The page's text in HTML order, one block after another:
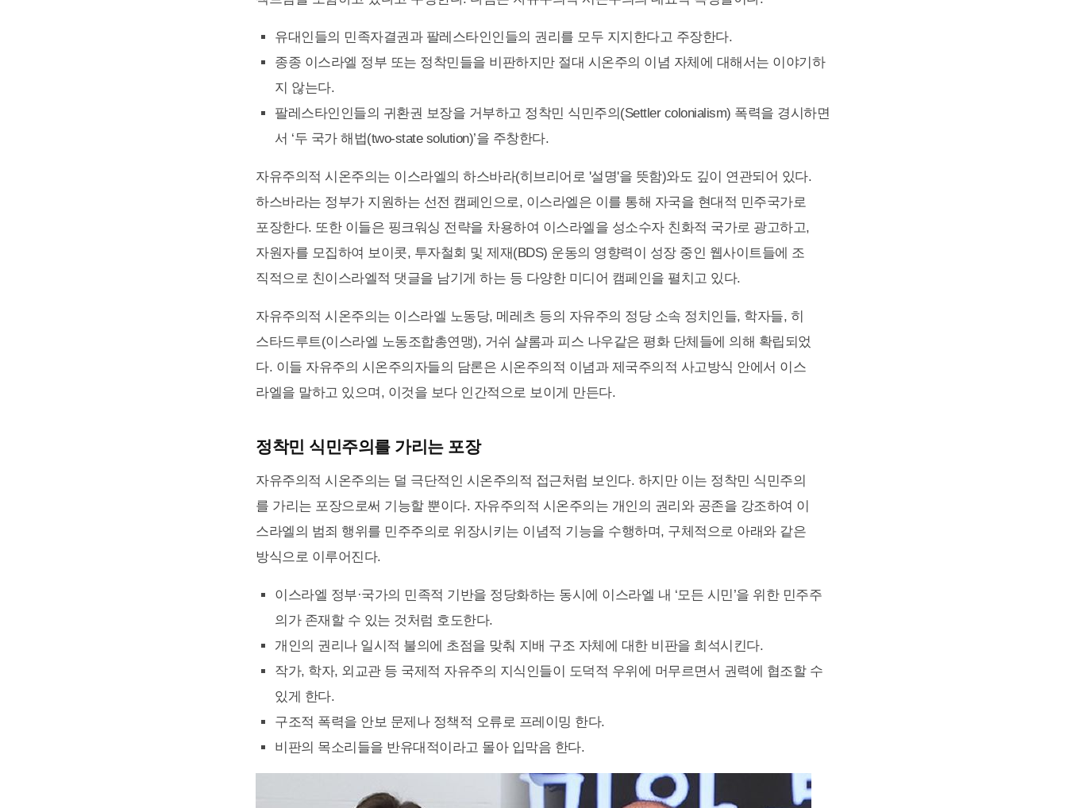
유대인들의 민족자결권과 팔레스타인인들의 권리를 모두 지지한다고 주장한다.
종종 이스라엘 정부 또는 정착민들을 비판하지만 절대 시온주의 이념 자체에 대해서는 이야기하
지 않는다.
팔레스타인인들의 귀환권 보장을 거부하고 정착민 식민주의(Settler colonialism) 폭력을 경시하면
서 ‘두 국가 해법(two-state solution)’을 주창한다.
자유주의적 시온주의는 이스라엘의 하스바라(히브리어로 '설명'을 뜻함)와도 깊이 연관되어 있다.
하스바라는 정부가 지원하는 선전 캠페인으로, 이스라엘은 이를 통해 자국을 현대적 민주국가로
포장한다. 또한 이들은 핑크워싱 전략을 차용하여 이스라엘을 성소수자 친화적 국가로 광고하고,
자원자를 모집하여 보이콧, 투자철회 및 제재(BDS) 운동의 영향력이 성장 중인 웹사이트들에 조
직적으로 친이스라엘적 댓글을 남기게 하는 등 다양한 미디어 캠페인을 펼치고 있다.
자유주의적 시온주의는 이스라엘 노동당, 메레츠 등의 자유주의 정당 소속 정치인들, 학자들, 히
스타드루트(이스라엘 노동조합총연맹), 거쉬 샬롬과 피스 나우같은 평화 단체들에 의해 확립되었
다. 이들 자유주의 시온주의자들의 담론은 시온주의적 이념과 제국주의적 사고방식 안에서 이스
라엘을 말하고 있으며, 이것을 보다 인간적으로 보이게 만든다.
정착민 식민주의를 가리는 포장
자유주의적 시온주의는 덜 극단적인 시온주의적 접근처럼 보인다. 하지만 이는 정착민 식민주의
를 가리는 포장으로써 기능할 뿐이다. 자유주의적 시온주의는 개인의 권리와 공존을 강조하여 이
스라엘의 범죄 행위를 민주주의로 위장시키는 이념적 기능을 수행하며, 구체적으로 아래와 같은
방식으로 이루어진다.
이스라엘 정부·국가의 민족적 기반을 정당화하는 동시에 이스라엘 내 ‘모든 시민’을 위한 민주주
의가 존재할 수 있는 것처럼 호도한다.
개인의 권리나 일시적 불의에 초점을 맞춰 지배 구조 자체에 대한 비판을 희석시킨다.
작가, 학자, 외교관 등 국제적 자유주의 지식인들이 도덕적 우위에 머무르면서 권력에 협조할 수
있게 한다.
구조적 폭력을 안보 문제나 정책적 오류로 프레이밍 한다.
비판의 목소리들을 반유대적이라고 몰아 입막음 한다.